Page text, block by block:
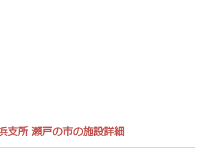
支所 瀬戸の市の施設詳細